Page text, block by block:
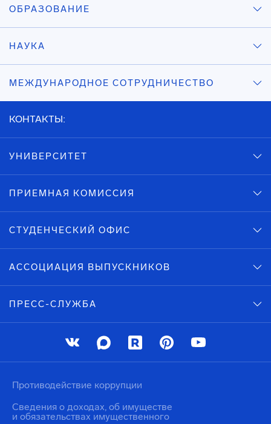
ОБРАЗОВАНИЕ
НАУКА
МЕЖДУНАРОДНОЕ СОТРУДНИЧЕСТВО
КОНТАКТЫ:
УНИВЕРСИТЕТ
ПРИЕМНАЯ КОМИССИЯ
СТУДЕНЧЕСКИЙ ОФИС
АССОЦИАЦИЯ ВЫПУСКНИКОВ
ПРЕСС-СЛУЖБА
Противодействие коррупции
Сведения о доходах, об имуществе
и обязательствах имущественного